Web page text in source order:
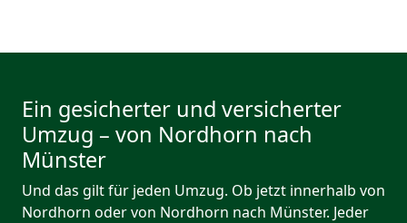
Ein gesicherter und versicherter
Umzug – von Nordhorn nach
Münster
Und das gilt für jeden Umzug. Ob jetzt innerhalb von
Nordhorn oder von Nordhorn nach Münster. Jeder